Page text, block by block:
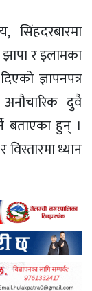
सिंहदरबारमा
र इलामका
ज्ञापनपत्र
दुवै
बताएका हुन् ।
ध्यान